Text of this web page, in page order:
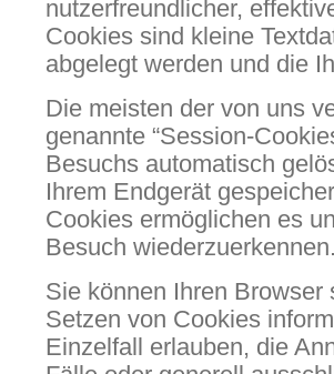
nutzerfreundlicher,
Cookies sind kleine
abgelegt werden und die
Die meisten der von uns
genannte “Session-
Besuchs automatisch
Ihrem Endgerät
Cookies ermöglichen es
Besuch wiederzuerkennen.
Sie können Ihren
Setzen von Cookies
Einzelfall erlauben, die